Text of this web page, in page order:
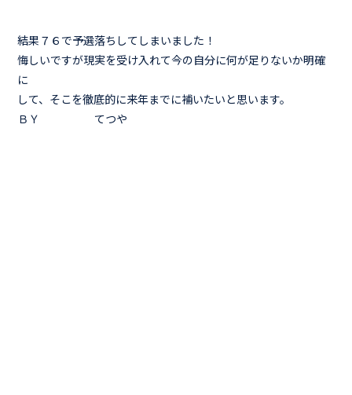
結果７６で予選落ちしてしまいました！
悔しいですが現実を受け入れて今の自分に何が足りないか明確
に
して、そこを徹底的に来年までに補いたいと思います。
ＢＹ てつや